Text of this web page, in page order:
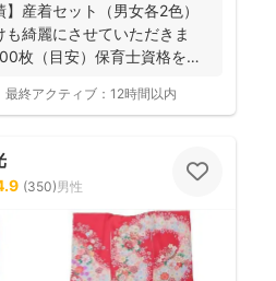
】産着セット（男女各2色）
綺麗にさせていただきま
枚（目安）保育士資格を持
最終アクティブ： 12時間以内
(350)男性